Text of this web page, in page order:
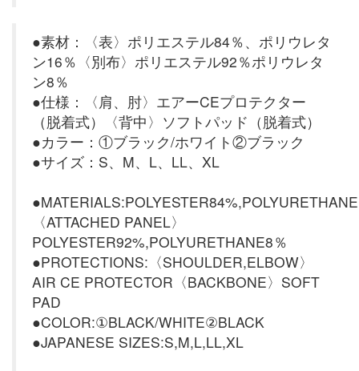
●素材：〈表〉ポリエステル84％、ポリウレタ
ン16％〈別布〉ポリエステル92％ポリウレタ
ン8％
●仕様：〈肩、肘〉エアーCEプロテクター
（脱着式）〈背中〉ソフトパッド（脱着式）
●カラー：①ブラック/ホワイト②ブラック
●サイズ：S、M、L、LL、XL
〈ATTACHED PANEL〉
POLYESTER92%,POLYURETHANE8％
●PROTECTIONS:〈SHOULDER,ELBOW〉
AIR CE PROTECTOR〈BACKBONE〉SOFT
PAD
●COLOR:①BLACK/WHITE②BLACK
●JAPANESE SIZES:S,M,L,LL,XL